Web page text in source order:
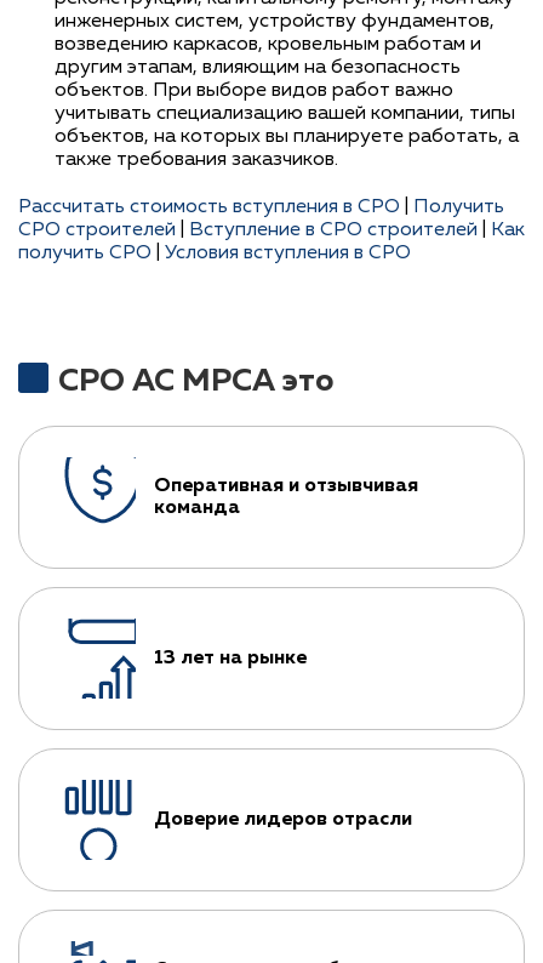
инженерных систем, устройству фундаментов,
возведению каркасов, кровельным работам и
другим этапам, влияющим на безопасность
объектов. При выборе видов работ важно
учитывать специализацию вашей компании, типы
объектов, на которых вы планируете работать, а
также требования заказчиков.
Рассчитать стоимость вступления в СРО
Получить
СРО строителей
Вступление в СРО строителей
Как
получить СРО
Условия вступления в СРО
СРО АС МРСА это
Оперативная и отзывчивая
команда
13 лет на рынке
Доверие лидеров отрасли